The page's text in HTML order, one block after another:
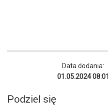
Data dodania:
01.05.2024 08:01
Podziel się